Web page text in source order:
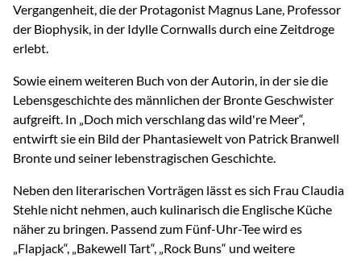
Vergangenheit, die der Protagonist Magnus Lane, Professor
der Biophysik, in der Idylle Cornwalls durch eine Zeitdroge
erlebt.
Sowie einem weiteren Buch von der Autorin, in der sie die
Lebensgeschichte des männlichen der Bronte Geschwister
aufgreift. In „Doch mich verschlang das wild're Meer“,
entwirft sie ein Bild der Phantasiewelt von Patrick Branwell
Bronte und seiner lebenstragischen Geschichte.
Neben den literarischen Vorträgen lässt es sich Frau Claudia
Stehle nicht nehmen, auch kulinarisch die Englische Küche
näher zu bringen. Passend zum Fünf-Uhr-Tee wird es
„Flapjack“, „Bakewell Tart“, „Rock Buns“ und weitere